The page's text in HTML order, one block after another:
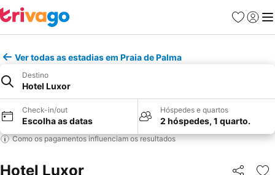
Favoritos
Iniciar
Ver todas as estadias em Praia de Palma
Destino
Hotel Luxor
Check-in/out
Escolha as datas
Hóspedes e quartos
2 hóspedes, 1 quarto.
Como os pagamentos influenciam os resultados
Hotel Luxor